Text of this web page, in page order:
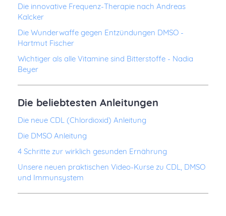
Die innovative Frequenz-Therapie nach Andreas
Kalcker
Die Wunderwaffe gegen Entzündungen DMSO -
Hartmut Fischer
Wichtiger als alle Vitamine sind Bitterstoffe - Nadia
Beyer
Die beliebtesten Anleitungen
Die neue CDL (Chlordioxid) Anleitung
Die DMSO Anleitung
4 Schritte zur wirklich gesunden Ernährung
Unsere neuen praktischen Video-Kurse zu CDL, DMSO
und Immunsystem